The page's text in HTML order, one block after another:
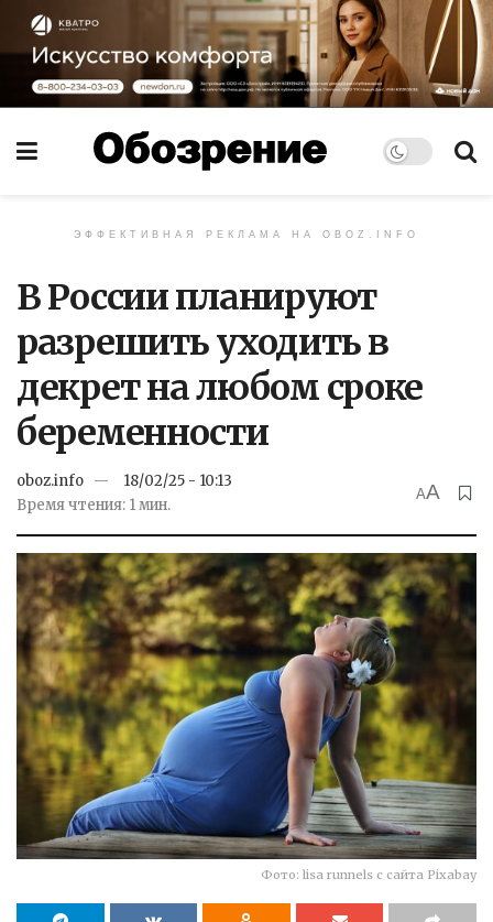
ЭФФЕКТИВНАЯ РЕКЛАМА НА OBOZ.INFO
В России планируют
разрешить уходить в
декрет на любом сроке
беременности
oboz.info
18/02/25 - 10:13
Время чтения: 1 мин.
AA
Фото: lisa runnels с сайта Pixabay